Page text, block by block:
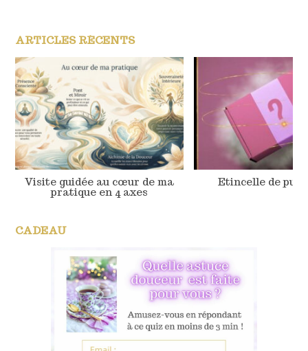
ARTICLES RÉCENTS
Visite guidée au cœur de ma
pratique en 4 axes
Etincelle de pur
CADEAU